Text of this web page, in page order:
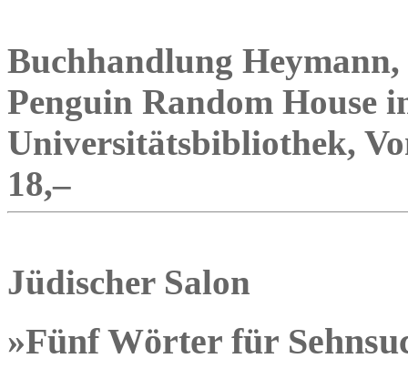
Buchhandlung
Penguin Random House
Universitätsbibliothek,
18,–
Jüdischer Salon
»Fünf Wörter für